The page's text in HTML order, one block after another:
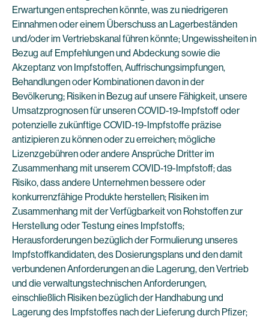
Erwartungen entsprechen könnte, was zu niedrigeren
Einnahmen oder einem Überschuss an Lagerbeständen
und/oder im Vertriebskanal führen könnte; Ungewissheiten in
Bezug auf Empfehlungen und Abdeckung sowie die
Akzeptanz von Impfstoffen, Auffrischungsimpfungen,
Behandlungen oder Kombinationen davon in der
Bevölkerung; Risiken in Bezug auf unsere Fähigkeit, unsere
Umsatzprognosen für unseren COVID-19-Impfstoff oder
potenzielle zukünftige COVID-19-Impfstoffe präzise
antizipieren zu können oder zu erreichen; mögliche
Lizenzgebühren oder andere Ansprüche Dritter im
Zusammenhang mit unserem COVID-19-Impfstoff; das
Risiko, dass andere Unternehmen bessere oder
konkurrenzfähige Produkte herstellen; Risiken im
Zusammenhang mit der Verfügbarkeit von Rohstoffen zur
Herstellung oder Testung eines Impfstoffs;
Herausforderungen bezüglich der Formulierung unseres
Impfstoffkandidaten, des Dosierungsplans und den damit
verbundenen Anforderungen an die Lagerung, den Vertrieb
und die verwaltungstechnischen Anforderungen,
einschließlich Risiken bezüglich der Handhabung und
Lagerung des Impfstoffes nach der Lieferung durch Pfizer;